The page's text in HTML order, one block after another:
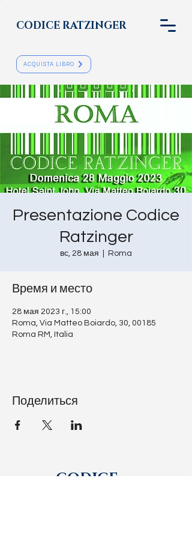
CODICE RATZINGER
ACQUISTA LIBRO
Presentazione Codice
Ratzinger
вс, 28 мая Roma
Время и место
28 мая 2023 г., 15:00
Roma, Via Matteo Boiardo, 30, 00185
Roma RM, Italia
Поделиться
CODICE